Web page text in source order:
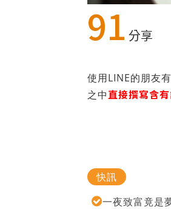
91 分享
使用LINE的朋友
之中直接撰寫含
快訊
一夜致富竟是